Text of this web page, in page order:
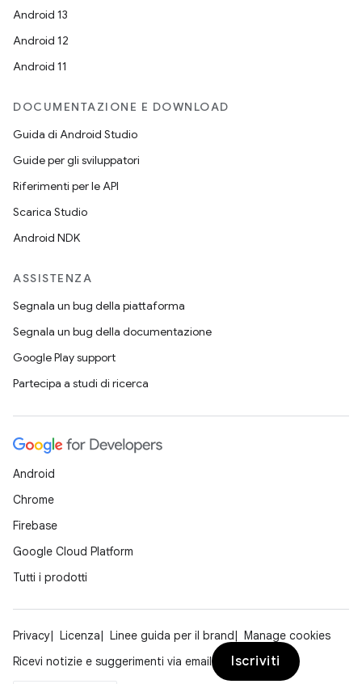
Android 13
Android 12
Android 11
DOCUMENTAZIONE E DOWNLOAD
Guida di Android Studio
Guide per gli sviluppatori
Riferimenti per le API
Scarica Studio
Android NDK
ASSISTENZA
Segnala un bug della piattaforma
Segnala un bug della documentazione
Google Play support
Partecipa a studi di ricerca
Android
Chrome
Firebase
Google Cloud Platform
Tutti i prodotti
Privacy Licenza Linee guida per il brand
Manage cookies
Ricevi notizie e suggerimenti via email
Iscriviti